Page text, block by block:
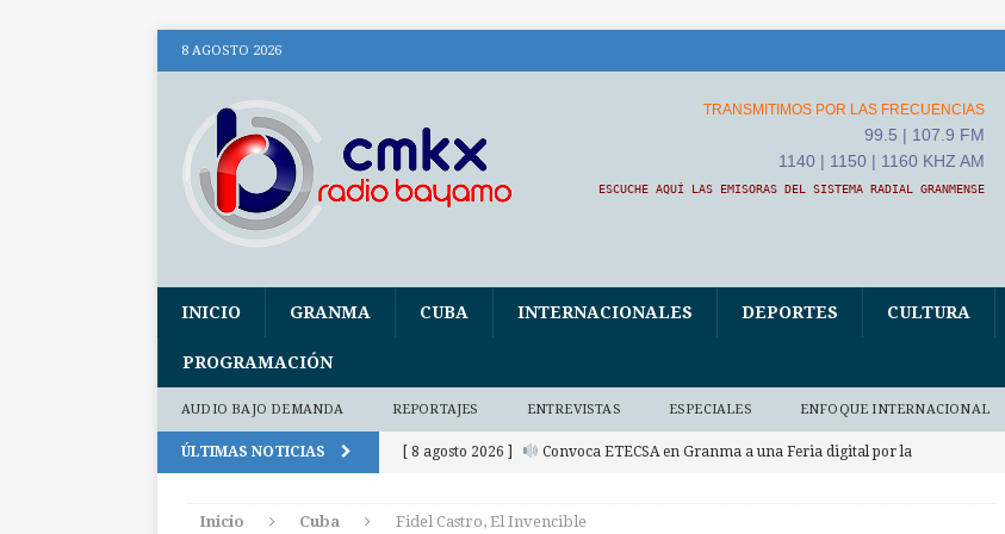
8 AGOSTO 2026
TRANSMITIMOS POR LAS FRECUENCIAS
99.5 | 107.9 FM
1140 | 1150 | 1160 KHZ AM
ESCUCHE AQUÍ LAS EMISORAS DEL SISTEMA RADIAL GRANMENSE
INICIO GRANMA CUBA INTERNACIONALES DEPORTES CULTURA
PROGRAMACIÓN
AUDIO BAJO DEMANDA REPORTAJES ENTREVISTAS ESPECIALES ENFOQUE INTERNACIONAL
ÚLTIMAS NOTICIAS [ 8 agosto 2026 ] Convoca ETECSA en Granma a una Feria digital por la
Inicio Cuba Fidel Castro, El Invencible